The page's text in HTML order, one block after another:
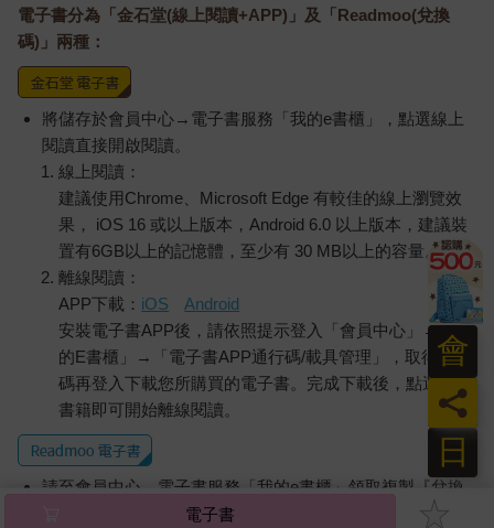
電子書分為「金石堂(線上閱讀+APP)」及「Readmoo(兌換
碼)」兩種：
將儲存於會員中心→電子書服務「我的e書櫃」，點選線上
閱讀直接開啟閱讀。
線上閱讀：
建議使用Chrome、Microsoft Edge 有較佳的線上瀏覽效
果， iOS 16 或以上版本，Android 6.0 以上版本，建議裝
置有6GB以上的記憶體，至少有 30 MB以上的容量。
離線閱讀：
APP下載： iOS
Android
安裝電子書APP後，請依照提示登入「會員中心」→「我
的E書櫃」→「電子書APP通行碼/載具管理」，取得通行
碼再登入下載您所購買的電子書。完成下載後，點選任一
書籍即可開始離線閱讀。
請至會員中心→電子書服務「我的e書櫃」領取複製『兌換
碼』至電子書服務商Readmoo進行兌換。
電子書
日
員
會